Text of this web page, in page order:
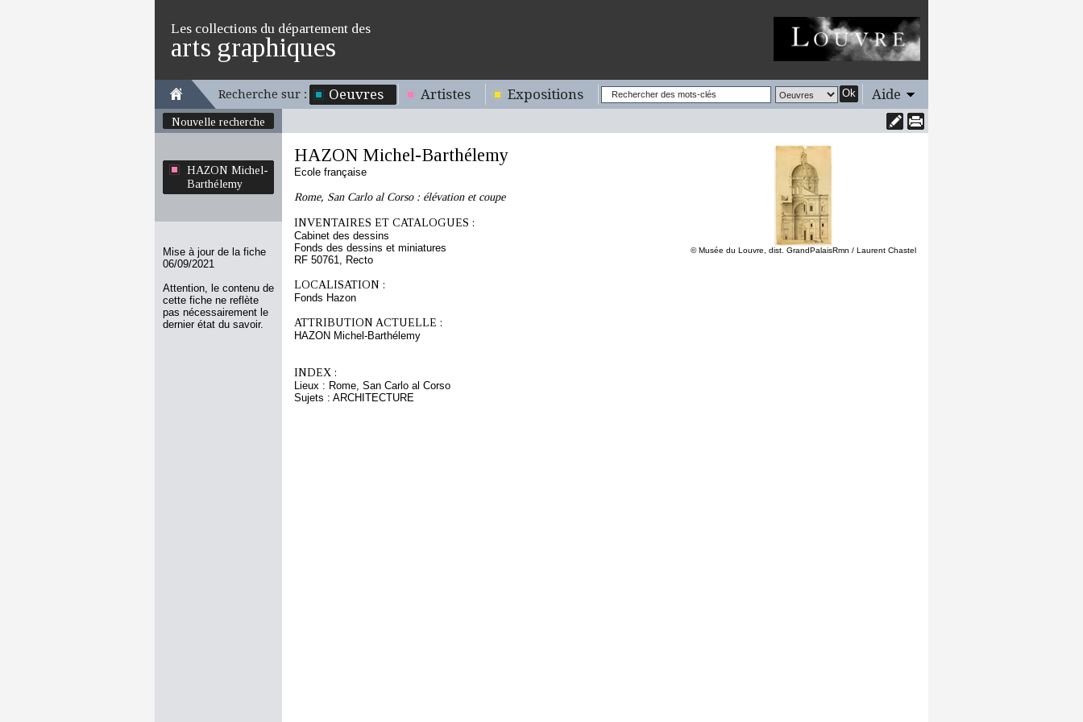
Les collections du département des
arts graphiques
Recherche sur : Oeuvres Artistes Expositions Ok Aide
Nouvelle recherche
HAZON Michel-
Barthélemy
Mise à jour de la fiche
06/09/2021
Attention, le contenu de
cette fiche ne reflète
pas nécessairement le
dernier état du savoir.
© Musée du Louvre, dist. GrandPalaisRmn / Laurent Chastel
HAZON Michel-Barthélemy
Ecole française
Rome, San Carlo al Corso : élévation et coupe
INVENTAIRES ET CATALOGUES :
Cabinet des dessins
Fonds des dessins et miniatures
RF 50761, Recto
LOCALISATION :
Fonds Hazon
ATTRIBUTION ACTUELLE :
HAZON Michel-Barthélemy
INDEX :
Lieux : Rome, San Carlo al Corso
Sujets : ARCHITECTURE